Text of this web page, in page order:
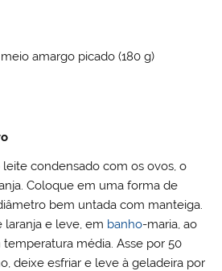
amargo picado (180 g)
condensado com os ovos, o
Coloque em uma forma de
bem untada com manteiga.
laranja e leve, em banho-maria, ao
média. Asse por 50
deixe esfriar e leve à geladeira por